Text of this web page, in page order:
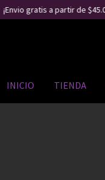
¡Envio gratis a partir de
INICIO TIENDA